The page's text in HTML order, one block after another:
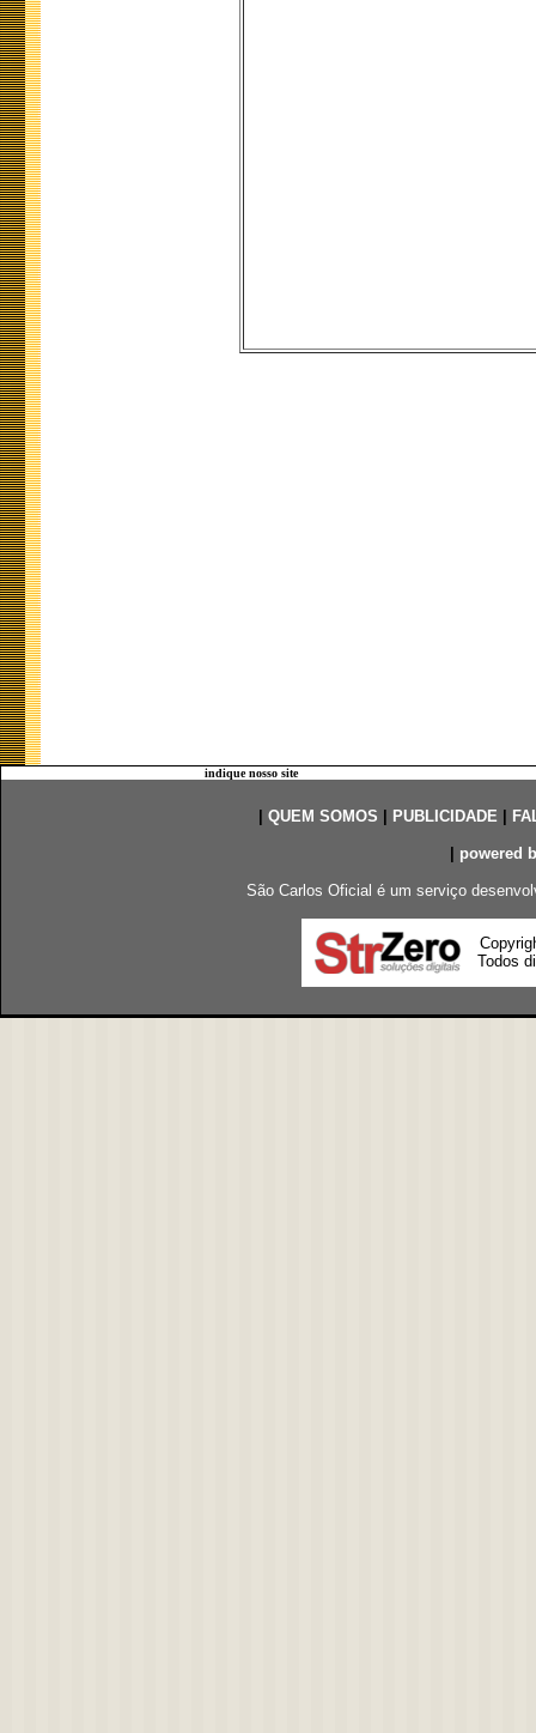
indique nosso site
QUEM SOMOS PUBLICIDADE|
powered
São Carlos Oficial é um serviço
Todos